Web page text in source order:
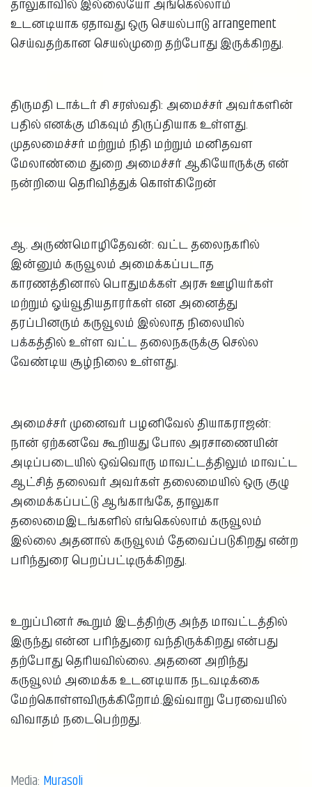
தாலுகாவில் இல்லையோ அங்கெல்லாம்
உடனடியாக ஏதாவது ஒரு செயல்பாடு arrangement
செய்வதற்கான செயல்முறை தற்போது இருக்கிறது.
திருமதி டாக்டர் சி சரஸ்வதி: அமைச்சர் அவர்களின்
பதில் எனக்கு மிகவும் திருப்தியாக உள்ளது.
முதலமைச்சர் மற்றும் நிதி மற்றும் மனிதவள
மேலாண்மை துறை அமைச்சர் ஆகியோருக்கு என்
நன்றியை தெரிவித்துக் கொள்கிறேன்
ஆ. அருண்மொழிதேவன்: வட்ட தலைநகரில்
இன்னும் கருவூலம் அமைக்கப்படாத
காரணத்தினால் பொதுமக்கள் அரசு ஊழியர்கள்
மற்றும் ஓய்வூதியதாரர்கள் என அனைத்து
தரப்பினரும் கருவூலம் இல்லாத நிலையில்
பக்கத்தில் உள்ள வட்ட தலைநகருக்கு செல்ல
வேண்டிய சூழ்நிலை உள்ளது.
அமைச்சர் முனைவர் பழனிவேல் தியாகராஜன்:
நான் ஏற்கனவே கூறியது போல அரசாணையின்
அடிப்படையில் ஒவ்வொரு மாவட்டத்திலும் மாவட்ட
ஆட்சித் தலைவர் அவர்கள் தலைமையில் ஒரு குழு
அமைக்கப்பட்டு ஆங்காங்கே, தாலுகா
தலைமைஇடங்களில் எங்கெல்லாம் கருவூலம்
இல்லை அதனால் கருவூலம் தேவைப்படுகிறது என்ற
பரிந்துரை பெறப்பட்டிருக்கிறது.
உறுப்பினர் கூறும் இடத்திற்கு அந்த மாவட்டத்தில்
இருந்து என்ன பரிந்துரை வந்திருக்கிறது என்பது
தற்போது தெரியவில்லை. அதனை அறிந்து
கருவூலம் அமைக்க உடனடியாக நடவடிக்கை
மேற்கொள்ளவிருக்கிறோம்.இவ்வாறு பேரவையில்
விவாதம் நடைபெற்றது.
Media: Murasoli